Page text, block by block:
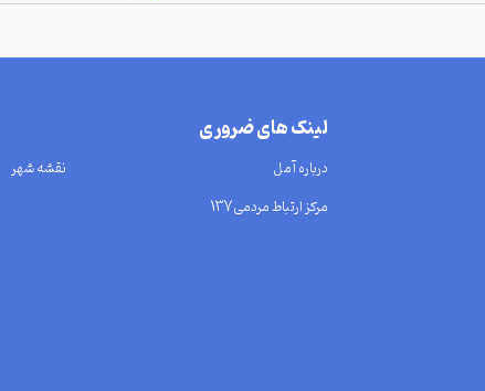
لینک های ضروری
درباره آمل
نقشه شهر
مرکز ارتباط مردمی137